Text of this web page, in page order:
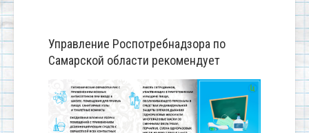
Управление Роспотребнадзора по
Самарской области рекомендует